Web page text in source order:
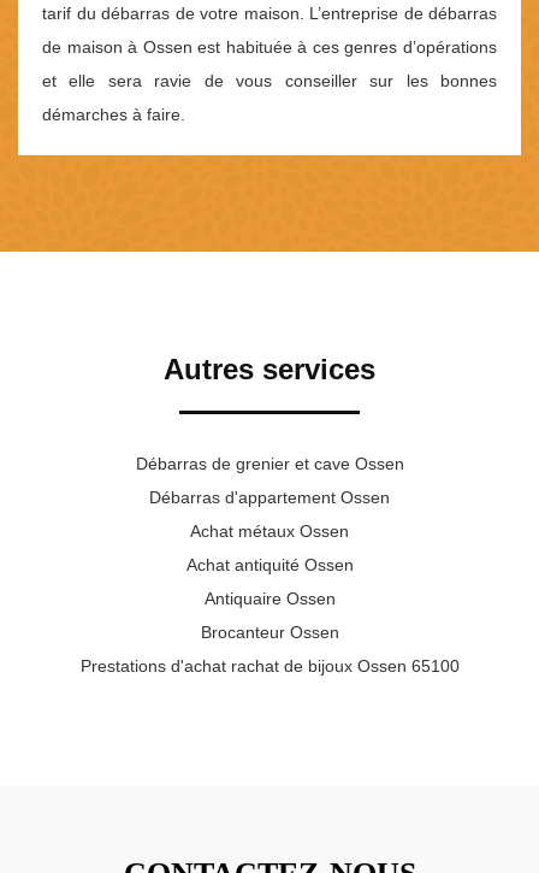
tarif du débarras de votre maison. L’entreprise de débarras
de maison à Ossen est habituée à ces genres d’opérations
et elle sera ravie de vous conseiller sur les bonnes
démarches à faire.
Autres services
Débarras de grenier et cave Ossen
Débarras d'appartement Ossen
Achat métaux Ossen
Achat antiquité Ossen
Antiquaire Ossen
Brocanteur Ossen
Prestations d'achat rachat de bijoux Ossen 65100